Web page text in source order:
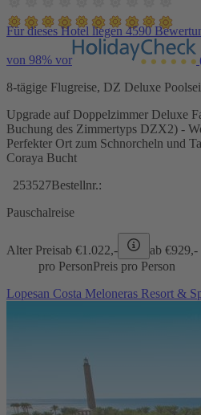
Für dieses Hotel liegen 4590
von 98% vor
8-tägige Flugreise, DZ Deluxe
Upgrade auf Doppelzimmer Deluxe
Buchung des Zimmertyps DZX2) -
Perfekter Ort zum Schnorcheln und
Coraya Bucht
253527Bestellnr.:
Pauschalreise
Alter Preisab €1.022,- ab €929,-
pro PersonPreis pro Person
Lopesan Costa Meloneras Resort &